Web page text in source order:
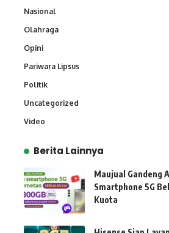
Nasional
Olahraga
Opini
Pariwara Lipsus
Politik
Uncategorized
Video
Berita Lainnya
Maujual Gandeng
Smartphone 5G
Kuota